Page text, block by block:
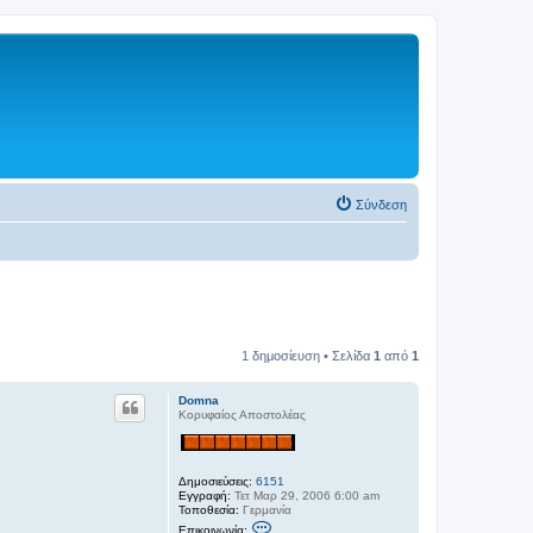
Σύνδεση
1 δημοσίευση • Σελίδα 1 από 1
Domna
Κορυφαίος Αποστολέας
Δημοσιεύσεις: 6151
Εγγραφή: Τετ Μαρ 29, 2006 6:00 am
Τοποθεσία: Γερμανία
Επικοινωνία: